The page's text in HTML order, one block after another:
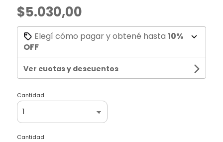
$5.030,00
Elegí cómo pagar y obtené hasta 10%
OFF
Ver cuotas y descuentos
Cantidad
Cantidad